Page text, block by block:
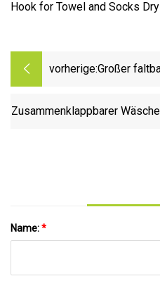
vorherige:Großer
Kleidung
Zusammenklappbarer
Name:*